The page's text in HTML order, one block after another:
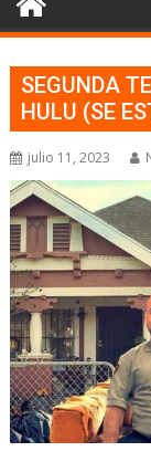
SEGUNDA
HULU (SE
julio 11, 2023